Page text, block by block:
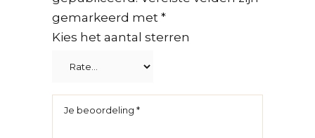
gemarkeerd met *
Kies het aantal sterren